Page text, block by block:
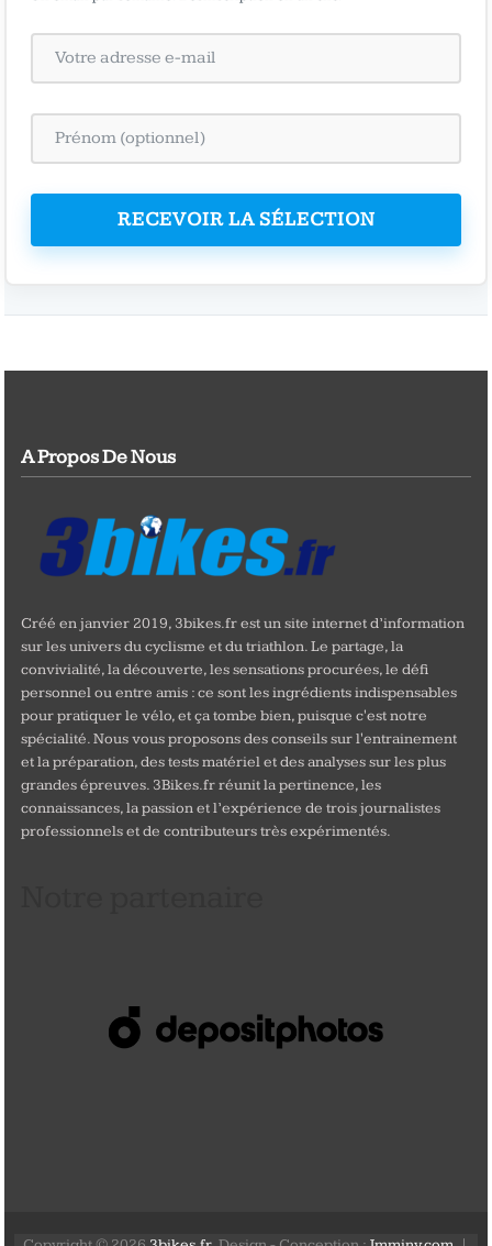
RECEVOIR LA SÉLECTION
A Propos De Nous
Créé en janvier 2019, 3bikes.fr est un site internet d’information
sur les univers du cyclisme et du triathlon. Le partage, la
convivialité, la découverte, les sensations procurées, le défi
personnel ou entre amis : ce sont les ingrédients indispensables
pour pratiquer le vélo, et ça tombe bien, puisque c'est notre
spécialité. Nous vous proposons des conseils sur l'entrainement
et la préparation, des tests matériel et des analyses sur les plus
grandes épreuves. 3Bikes.fr réunit la pertinence, les
connaissances, la passion et l’expérience de trois journalistes
professionnels et de contributeurs très expérimentés.